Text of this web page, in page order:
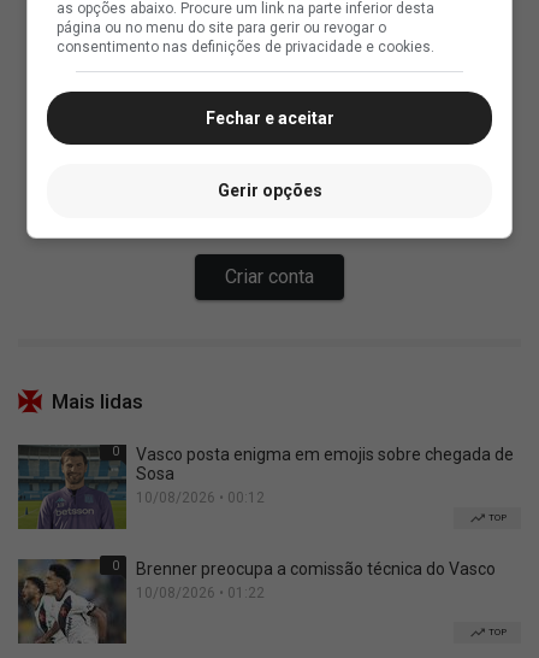
Mais lidas
0
Vasco posta enigma em emojis sobre chegada de
Sosa
10/08/2026 • 00:12
TOP
0 Brenner preocupa a comissão técnica do Vasco
10/08/2026 • 01:22
TOP
as opções abaixo. Procure um link na parte inferior desta
página ou no menu do site para gerir ou revogar o
consentimento nas definições de privacidade e cookies.
Fechar e aceitar
Gerir opções